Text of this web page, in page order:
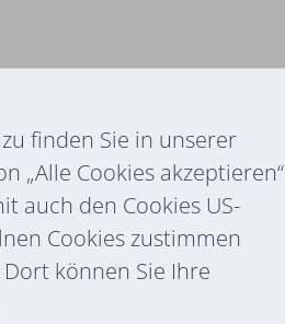
finden Sie in unserer
„Alle Cookies akzeptieren“
auch den Cookies US-
Cookies zustimmen
können Sie Ihre